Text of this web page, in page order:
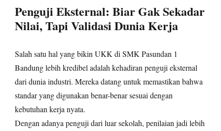
Penguji Eksternal: Biar Gak Sekadar
Nilai, Tapi Validasi Dunia Kerja
Salah satu hal yang bikin UKK di SMK Pasundan 1
Bandung lebih kredibel adalah kehadiran penguji eksternal
dari dunia industri. Mereka datang untuk memastikan bahwa
standar yang digunakan benar-benar sesuai dengan
kebutuhan kerja nyata.
Dengan adanya penguji dari luar sekolah, penilaian jadi lebih